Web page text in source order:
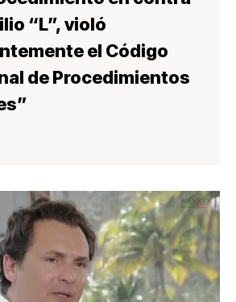
“L”, violó
el Código
de Procedimientos
”